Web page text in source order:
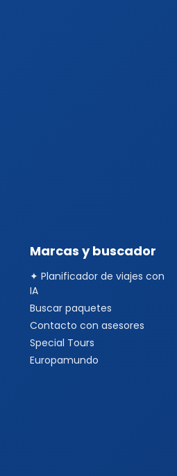
Marcas y buscador
✦ Planificador de viajes con
IA
Buscar paquetes
Contacto con asesores
Special Tours
Europamundo